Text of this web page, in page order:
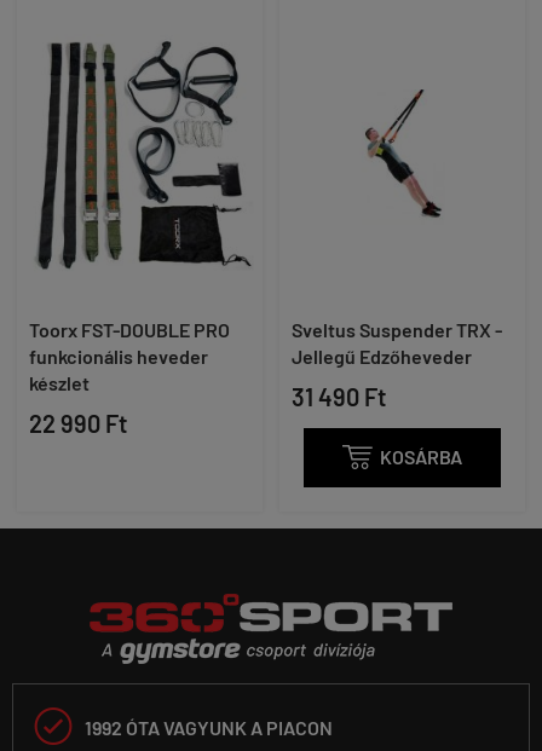
Toorx FST-DOUBLE PRO
funkcionális heveder
készlet
22 990 Ft
Sveltus Suspender TRX -
Jellegű Edzőheveder
31 490 Ft
 KOSÁRBA
 1992 ÓTA VAGYUNK A PIACON